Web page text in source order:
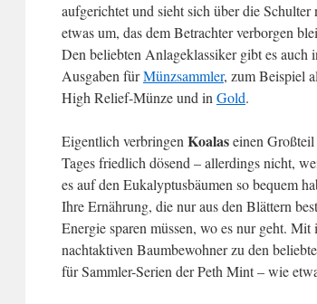
aufgerichtet und sieht sich über die Schulter
etwas um, das dem Betrachter verborgen
Den beliebten Anlageklassiker gibt es auch
Ausgaben fürMünzsammler, zum Beispiel
High Relief-Münze und in Gold.
Eigentlich verbringen Koalaseinen Großteil
Tages friedlich dösend – allerdings nicht,
es auf den Eukalyptusbäumen so bequem
Ihre Ernährung, die nur aus den Blättern
Energie sparen müssen, wo es nur geht.
nachtaktiven Baumbewohner zu den
für Sammler-Serien der Peth Mint – wie